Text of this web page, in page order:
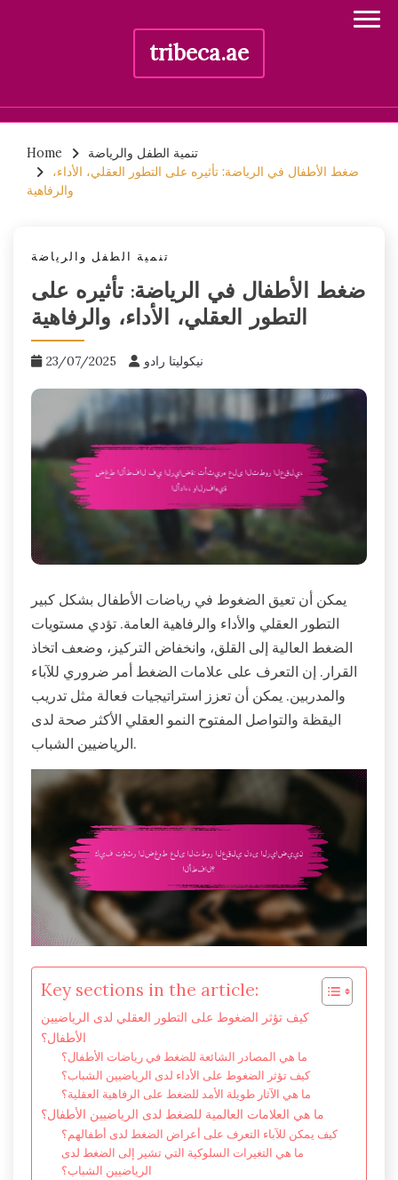
tribeca.ae
content
Home
تنمية الطفل والرياضة
ضغط الأطفال في الرياضة: تأثيره على التطور العقلي، الأداء،
والرفاهية
تنمية الطفل والرياضة
ضغط الأطفال في الرياضة: تأثيره على
التطور العقلي، الأداء، والرفاهية
23/07/2025 نيكوليتا رادو
يمكن أن تعيق الضغوط في رياضات الأطفال بشكل كبير
التطور العقلي والأداء والرفاهية العامة. تؤدي مستويات
الضغط العالية إلى القلق، وانخفاض التركيز، وضعف اتخاذ
القرار. إن التعرف على علامات الضغط أمر ضروري للآباء
والمدربين. يمكن أن تعزز استراتيجيات فعالة مثل تدريب
اليقظة والتواصل المفتوح النمو العقلي الأكثر صحة لدى
الرياضيين الشباب.
Key sections in the article:
كيف تؤثر الضغوط على التطور العقلي لدى الرياضيين
الأطفال؟
ما هي المصادر الشائعة للضغط في رياضات الأطفال؟
كيف تؤثر الضغوط على الأداء لدى الرياضيين الشباب؟
ما هي الآثار طويلة الأمد للضغط على الرفاهية العقلية؟
ما هي العلامات العالمية للضغط لدى الرياضيين الأطفال؟
كيف يمكن للآباء التعرف على أعراض الضغط لدى أطفالهم؟
ما هي التغيرات السلوكية التي تشير إلى الضغط لدى
الرياضيين الشباب؟